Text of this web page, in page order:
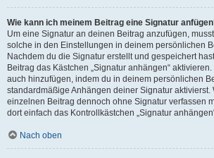
Wie kann ich meinem Beitrag eine Signatur
Um eine Signatur an deinen Beitrag anzufügen,
solche in den Einstellungen in deinem persönlichen
Nachdem du die Signatur erstellt und gespeichert
Beitrag das Kästchen „Signatur anhängen“
auch hinzufügen, indem du in deinem persönlichen
standardmäßige Anhängen deiner Signatur aktivierst.
einzelnen Beitrag dennoch ohne Signatur verfassen
dort einfach das Kontrollkästchen „Signatur
Nach oben